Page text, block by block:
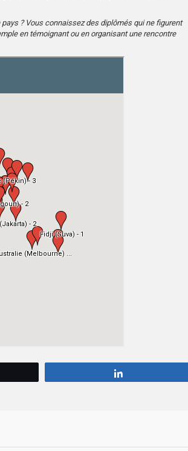
? Vous connaissez des diplômés qui ne figurent
en témoignant ou en organisant une rencontre